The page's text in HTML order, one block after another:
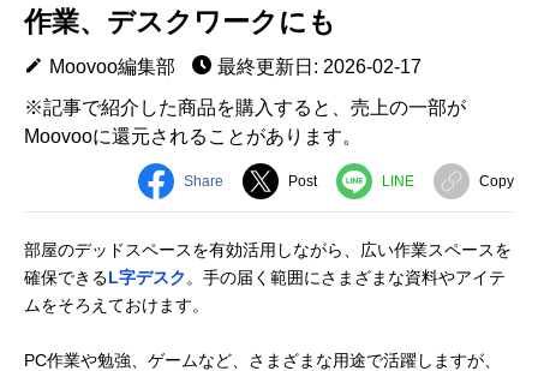
作業、デスクワークにも
Moovoo編集部
最終更新日: 2026-02-17
※記事で紹介した商品を購入すると、売上の一部が
Moovooに還元されることがあります。
Share Post LINE Copy
部屋のデッドスペースを有効活用しながら、広い作業スペースを
確保できるL字デスク 。手の届く範囲にさまざまな資料やアイテ
ムをそろえておけます。
PC作業や勉強、ゲームなど、さまざまな用途で活躍しますが、